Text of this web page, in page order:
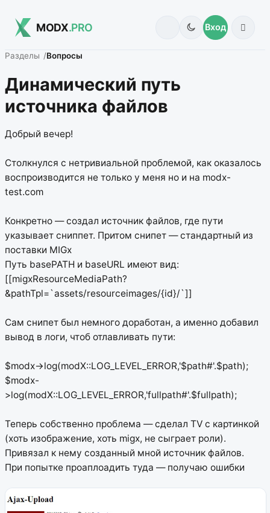
MODX.PRO Вход
Разделы Вопросы
Динамический путь
источника файлов
Добрый вечер!
Столкнулся с нетривиальной проблемой, как оказалось
воспроизводится не только у меня но и на modx-
test.com
Конкретно — создал источник файлов, где пути
указывает сниппет. Притом снипет — стандартный из
поставки MIGx
Путь basePATH и baseURL имеют вид:
[[migxResourceMediaPath?
&pathTpl=`assets/resourceimages/{id}/`]]
Сам снипет был немного доработан, а именно добавил
вывод в логи, чтоб отлавливать пути:
$modx->log(modX::LOG_LEVEL_ERROR,'$path#'.$path);
$modx-
>log(modX::LOG_LEVEL_ERROR,'fullpath#'.$fullpath);
Теперь собственно проблема — сделал TV с картинкой
(хоть изображение, хоть migx, не сыграет роли).
Привязал к нему созданный мной источник файлов.
При попытке проаплоадить туда — получаю ошибки